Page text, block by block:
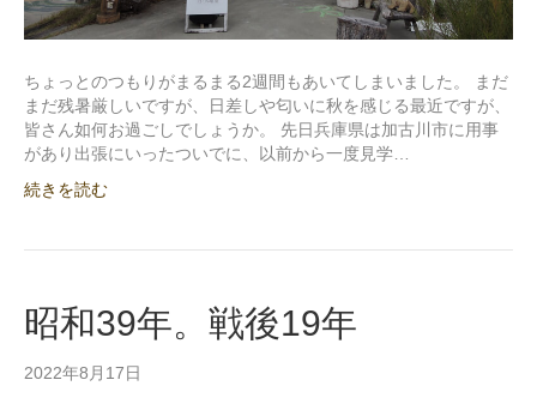
ちょっとのつもりがまるまる2週間もあいてしまいました。 まだ
まだ残暑厳しいですが、日差しや匂いに秋を感じる最近ですが、
皆さん如何お過ごしでしょうか。 先日兵庫県は加古川市に用事
があり出張にいったついでに、以前から一度見学…
続きを読む
昭和39年。戦後19年
2022年8月17日